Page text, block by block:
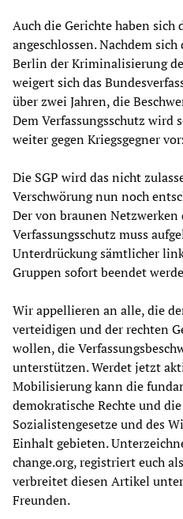
Auch die Gerichte haben sich
angeschlossen. Nachdem
Berlin der Kriminalisierung
weigert sich das
über zwei Jahren, die
Dem Verfassungsschutz wird
weiter gegen Kriegsgegner
Die SGP wird das nicht
Verschwörung nun noch
Der von braunen Netzwerken
Verfassungsschutz muss
Unterdrückung sämtlicher
Gruppen sofort beendet
Wir appellieren an alle, die
verteidigen und der rechten
wollen, die
unterstützen. Werdet jetzt
Mobilisierung kann die
demokratische Rechte und
Sozialistengesetze und des
Einhalt gebieten.
change.org, registriert euch als
verbreitet diesen Artikel
Freunden.